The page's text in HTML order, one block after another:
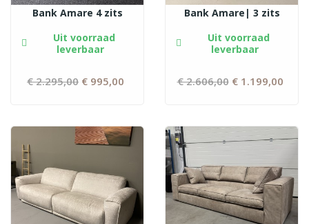
Bank Amare 4 zits
Uit voorraad
leverbaar
Normale
€ 2.295,00 € 995,00
Bank Amare| 3 zits
Uit voorraad
leverbaar
Normale
€ 2.606,00 € 1.199,00